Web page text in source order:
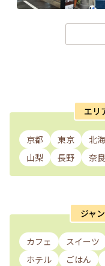
エリ
京都 東京 北
山梨
長野 奈良
ジャ
カフェ スイーツ
ホテル
ごはん